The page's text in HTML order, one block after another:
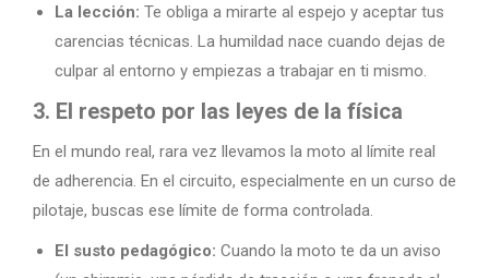
La lección: Te obliga a mirarte al espejo y aceptar tus
carencias técnicas. La humildad nace cuando dejas de
culpar al entorno y empiezas a trabajar en ti mismo.
3. El respeto por las leyes de la física
En el mundo real, rara vez llevamos la moto al límite real
de adherencia. En el circuito, especialmente en un curso de
pilotaje, buscas ese límite de forma controlada.
El susto pedagógico: Cuando la moto te da un aviso